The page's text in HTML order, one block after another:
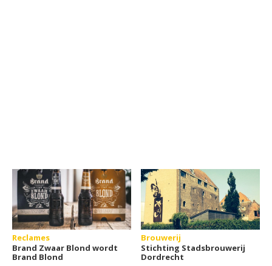
Reclames
Brand Zwaar Blond wordt
Brand Blond
Brouwerij
Stichting Stadsbrouwerij
Dordrecht